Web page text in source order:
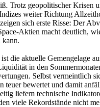
Trotz geopolitischer Krisen
weiter Richtung
sich erste Risse: Der
Aktien macht deutlich,
kann.
die aktuelle Gemengelage
in den
Selbst vermeintlich
teuer bewertet und damit
liefern technische
viele Rekordstände nicht